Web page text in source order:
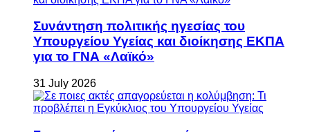
Συνάντηση πολιτικής ηγεσίας του
Υπουργείου Υγείας και διοίκησης ΕΚΠΑ
για το ΓΝΑ «Λαϊκό»
31 July 2026